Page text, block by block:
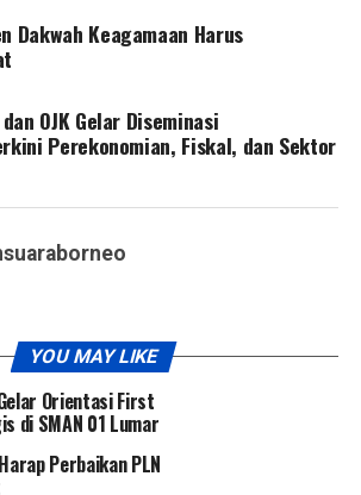
Dakwah Keagamaan Harus
OJK Gelar Diseminasi
Perekonomian, Fiskal, dan Sektor
YOU MAY LIKE
Orientasi First
di SMAN 01 Lumar
Perbaikan PLN